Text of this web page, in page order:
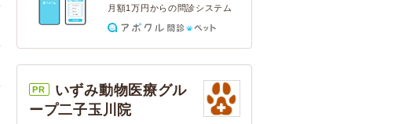
月額1万円からの問診システム
PR
いずみ動物医療グル
ープ二子玉川院